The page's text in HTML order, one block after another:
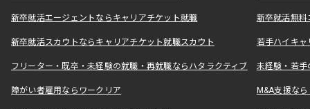
新卒就活エージェントならキャリアチケット就職 新卒就活無料
新卒就活スカウトならキャリアチケット就職スカウト 若手ハイキ
フリーター・既卒・未経験の就職・再就職ならハタラクティブ 未経験・若手
障がい者雇用ならワークリア M&A支援な